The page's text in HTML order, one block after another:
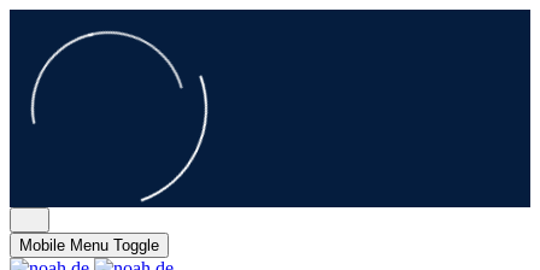
Mobile Menu Toggle